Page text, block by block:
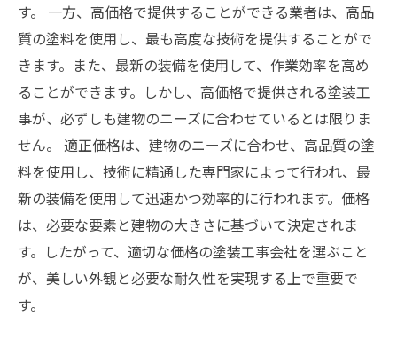
す。 一方、高価格で提供することができる業者は、高品
質の塗料を使用し、最も高度な技術を提供することがで
きます。また、最新の装備を使用して、作業効率を高め
ることができます。しかし、高価格で提供される塗装工
事が、必ずしも建物のニーズに合わせているとは限りま
せん。 適正価格は、建物のニーズに合わせ、高品質の塗
料を使用し、技術に精通した専門家によって行われ、最
新の装備を使用して迅速かつ効率的に行われます。価格
は、必要な要素と建物の大きさに基づいて決定されま
す。したがって、適切な価格の塗装工事会社を選ぶこと
が、美しい外観と必要な耐久性を実現する上で重要で
す。